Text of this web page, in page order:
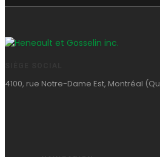
4100, rue Notre-Dame Est, Montréal